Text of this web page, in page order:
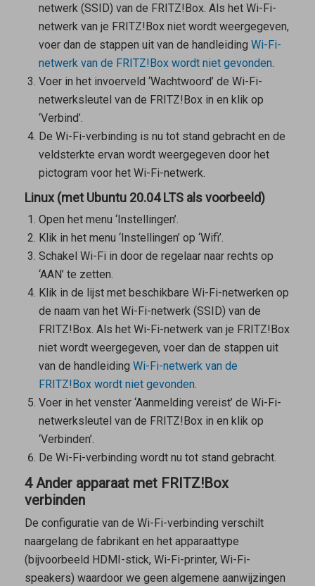
netwerk (SSID) van de FRITZ!Box. Als het Wi-Fi-
netwerk van je FRITZ!Box niet wordt weergegeven,
voer dan de stappen uit van de handleiding Wi-Fi-
netwerk van de FRITZ!Box wordt niet gevonden.
Voer in het invoerveld ‘Wachtwoord’ de Wi-Fi-
netwerksleutel van de FRITZ!Box in en klik op
‘Verbind’.
De Wi-Fi-verbinding is nu tot stand gebracht en de
veldsterkte ervan wordt weergegeven door het
pictogram voor het Wi-Fi-netwerk.
Linux (met Ubuntu 20.04 LTS als voorbeeld)
Open het menu ‘Instellingen’.
Klik in het menu ‘Instellingen’ op ‘Wifi’.
Schakel Wi-Fi in door de regelaar naar rechts op
‘AAN’ te zetten.
Klik in de lijst met beschikbare Wi-Fi-netwerken op
de naam van het Wi-Fi-netwerk (SSID) van de
FRITZ!Box. Als het Wi-Fi-netwerk van je FRITZ!Box
niet wordt weergegeven, voer dan de stappen uit
van de handleiding Wi-Fi-netwerk van de
FRITZ!Box wordt niet gevonden.
Voer in het venster ‘Aanmelding vereist’ de Wi-Fi-
netwerksleutel van de FRITZ!Box in en klik op
‘Verbinden’.
De Wi-Fi-verbinding wordt nu tot stand gebracht.
4 Ander apparaat met FRITZ!Box
verbinden
De configuratie van de Wi-Fi-verbinding verschilt
naargelang de fabrikant en het apparaattype
(bijvoorbeeld HDMI-stick, Wi-Fi-printer, Wi-Fi-
speakers) waardoor we geen algemene aanwijzingen